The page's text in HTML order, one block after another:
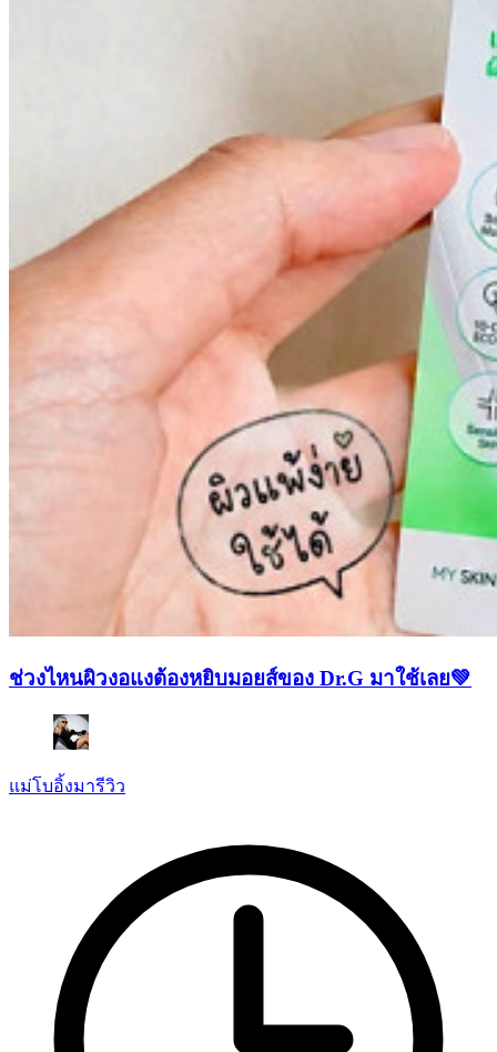
ช่วงไหนผิวงอแงต้องหยิบมอยส์ของ Dr.G มาใช้เลย💚
แม่โบอิ้งมารีวิว